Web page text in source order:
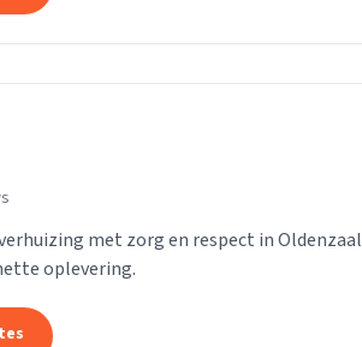
met zorg en respect in Oldenzaal
oplevering.